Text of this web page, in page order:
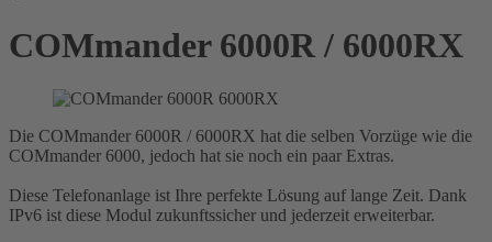
COMmander 6000R / 6000RX
Die COMmander 6000R / 6000RX hat die selben Vorzüge wie die
COMmander 6000, jedoch hat sie noch ein paar Extras.
Diese Telefonanlage ist Ihre perfekte Lösung auf lange Zeit. Dank
IPv6 ist diese Modul zukunftssicher und jederzeit erweiterbar.